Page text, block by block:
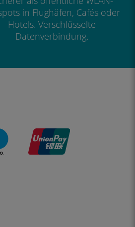
in Flughäfen, Cafés oder
Hotels. Verschlüsselte
Datenverbindung.